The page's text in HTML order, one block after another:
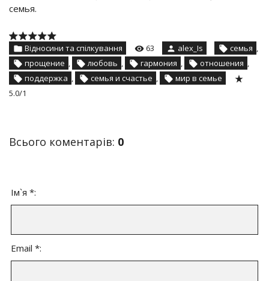
семья.
Відносини та спілкування 63 alex_Is семья ,
прощение , любовь , гармония , отношения ,
поддержка , семья и счастье ,
мир в семье
5.0/1
Всього коментарів: 0
Ім`я *:
Email *: